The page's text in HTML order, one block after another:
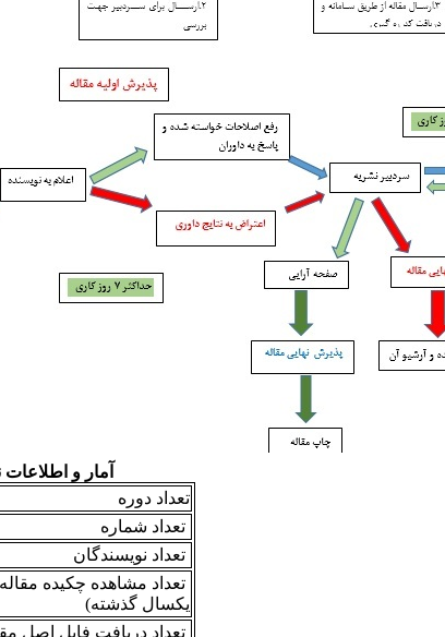
آمار و
تعداد دوره
تعداد شماره
تعداد نویسندگان
تعداد مشاهده چکیده
یکسال گذشته)
تعداد دریافت فایل اصل